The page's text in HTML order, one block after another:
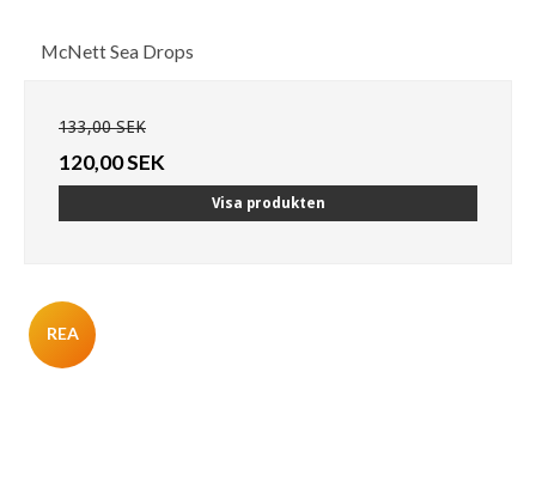
McNett Sea Drops
133,00 SEK
120,00 SEK
Visa produkten
REA